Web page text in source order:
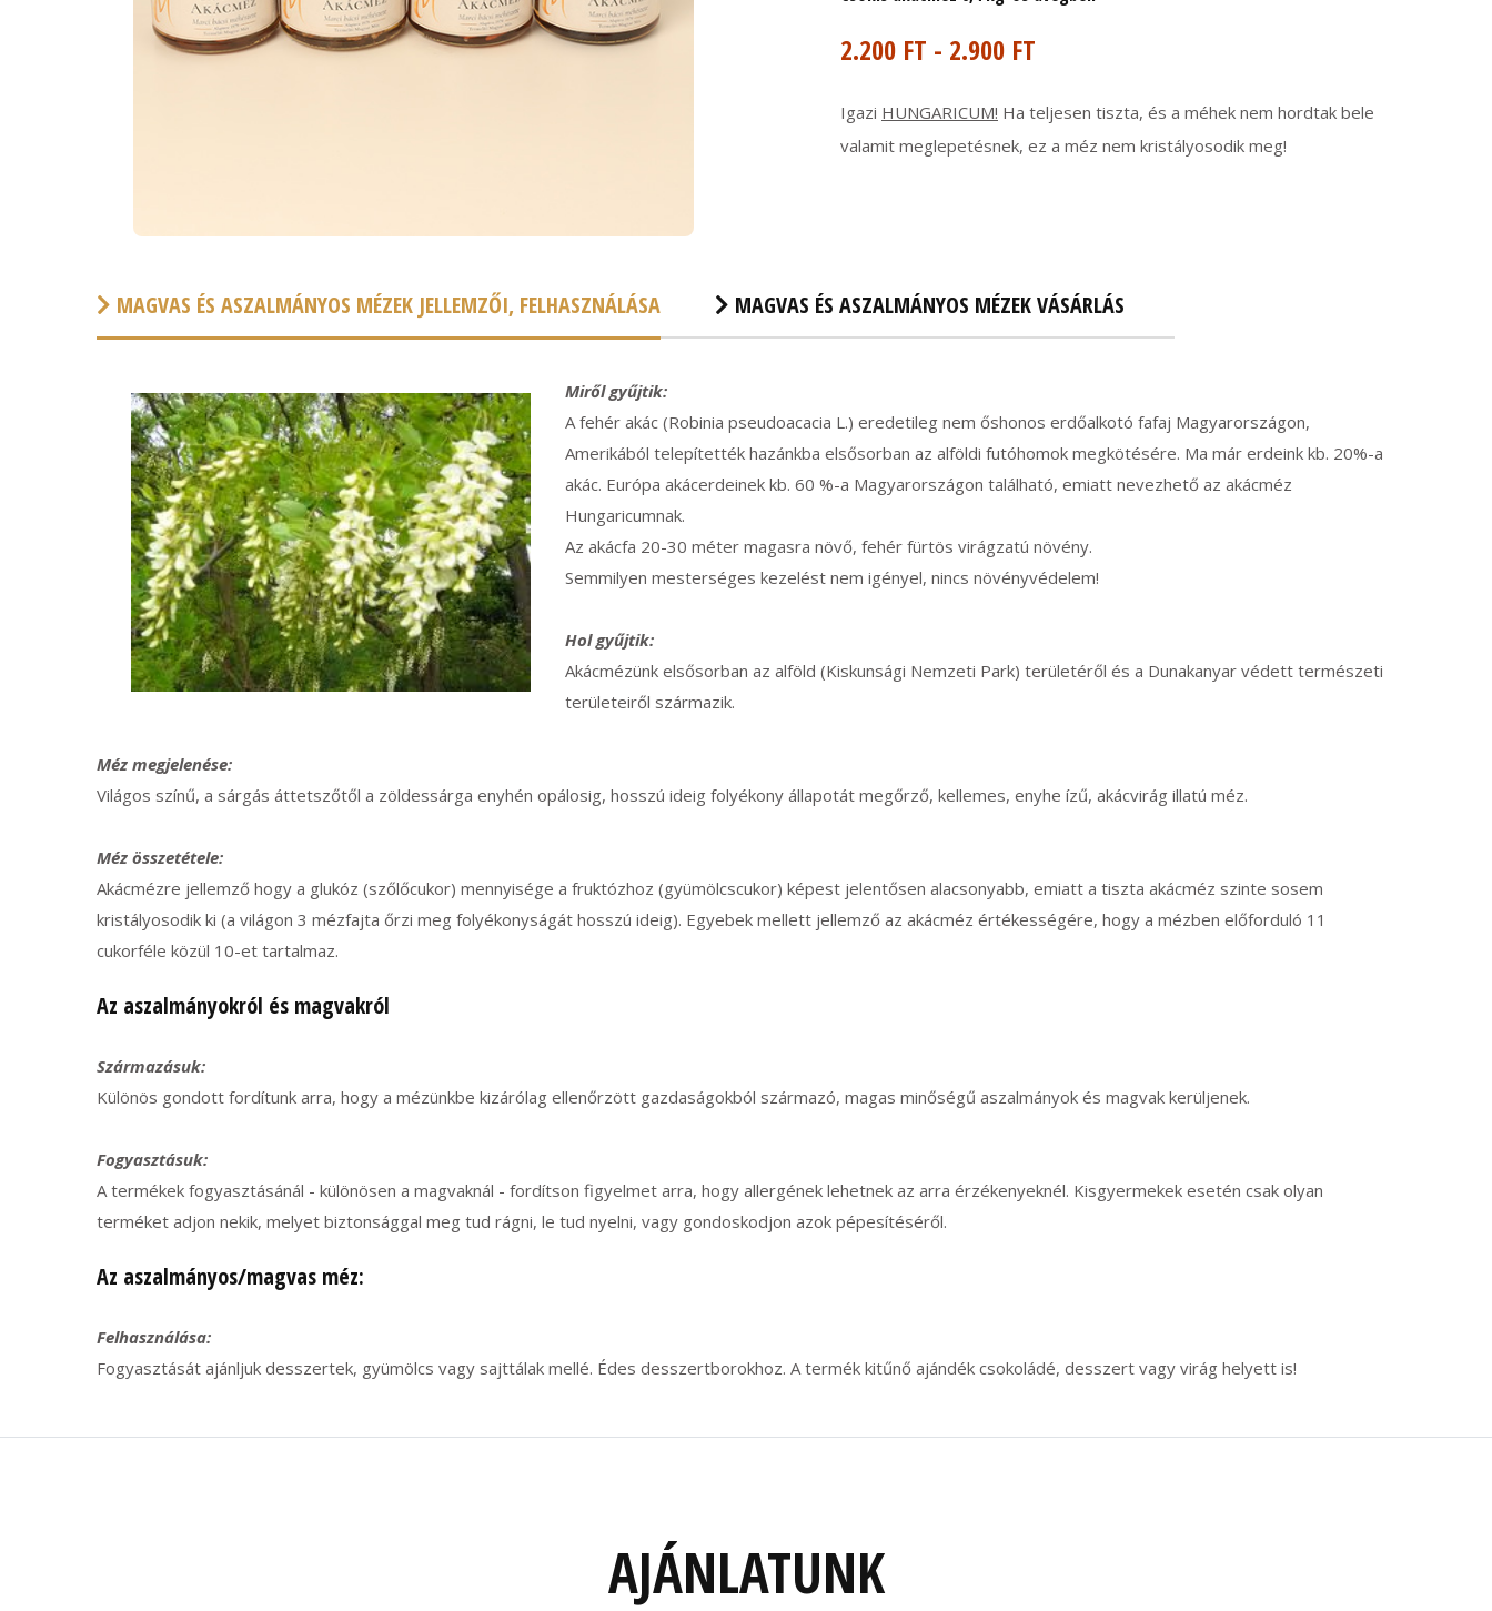
2.200 FT - 2.900 FT
Igazi HUNGARICUM! Ha teljesen tiszta, és a méhek nem hordtak bele
valamit meglepetésnek, ez a méz nem kristályosodik meg!
MAGVAS ÉS ASZALMÁNYOS MÉZEK JELLEMZŐI, FELHASZNÁLÁSA MAGVAS ÉS ASZALMÁNYOS MÉZEK VÁSÁRLÁS
Miről gyűjtik:
A fehér akác (Robinia pseudoacacia L.) eredetileg nem őshonos erdőalkotó fafaj Magyarországon,
Amerikából telepítették hazánkba elsősorban az alföldi futóhomok megkötésére. Ma már erdeink kb. 20%-a
akác. Európa akácerdeinek kb. 60 %-a Magyarországon található, emiatt nevezhető az akácméz
Hungaricumnak.
Az akácfa 20-30 méter magasra növő, fehér fürtös virágzatú növény.
Semmilyen mesterséges kezelést nem igényel, nincs növényvédelem!
Hol gyűjtik:
Akácmézünk elsősorban az alföld (Kiskunsági Nemzeti Park) területéről és a Dunakanyar védett természeti
területeiről származik.
Méz megjelenése:
Világos színű, a sárgás áttetszőtől a zöldessárga enyhén opálosig, hosszú ideig folyékony állapotát megőrző, kellemes, enyhe ízű, akácvirág illatú méz.
Méz összetétele:
Akácmézre jellemző hogy a glukóz (szőlőcukor) mennyisége a fruktózhoz (gyümölcscukor) képest jelentősen alacsonyabb, emiatt a tiszta akácméz szinte sosem
kristályosodik ki (a világon 3 mézfajta őrzi meg folyékonyságát hosszú ideig). Egyebek mellett jellemző az akácméz értékességére, hogy a mézben előforduló 11
cukorféle közül 10-et tartalmaz.
Az aszalmányokról és magvakról
Származásuk:
Különös gondott fordítunk arra, hogy a mézünkbe kizárólag ellenőrzött gazdaságokból származó, magas minőségű aszalmányok és magvak kerüljenek.
Fogyasztásuk:
A termékek fogyasztásánál - különösen a magvaknál - fordítson figyelmet arra, hogy allergének lehetnek az arra érzékenyeknél. Kisgyermekek esetén csak olyan
terméket adjon nekik, melyet biztonsággal meg tud rágni, le tud nyelni, vagy gondoskodjon azok pépesítéséről.
Az aszalmányos/magvas méz:
Felhasználása:
Fogyasztását ajánljuk desszertek, gyümölcs vagy sajttálak mellé. Édes desszertborokhoz. A termék kitűnő ajándék csokoládé, desszert vagy virág helyett is!
AJÁNLATUNK